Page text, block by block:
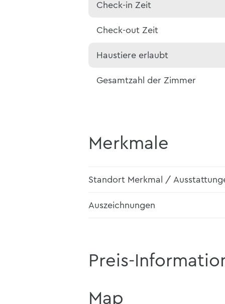
Check-in Zeit
Check-out Zeit
Haustiere erlaubt
Gesamtzahl der Zimmer
Merkmale
Standort Merkmal /
Auszeichnungen
Preis-
Map